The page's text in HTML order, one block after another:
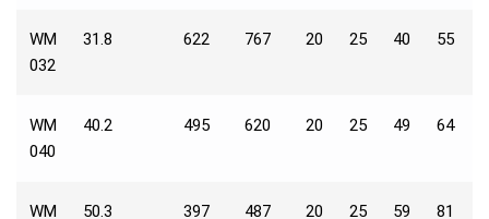
WM
032
31.8 622 767 20 25 40 55
WM
040
40.2 495 620 20 25 49 64
WM 50.3 397 487 20 25 59 81